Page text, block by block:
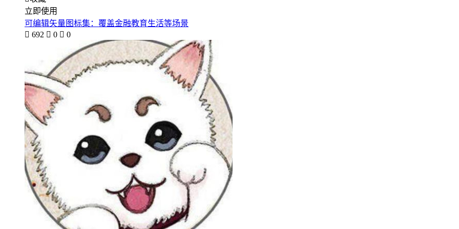
立即使用
可编辑矢量图标集：覆盖金融教育生活等场景
 692  0  0